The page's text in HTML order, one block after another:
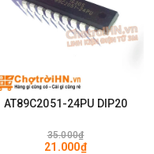
AT89C2051-24PU DIP20
35.000₫
21.000₫